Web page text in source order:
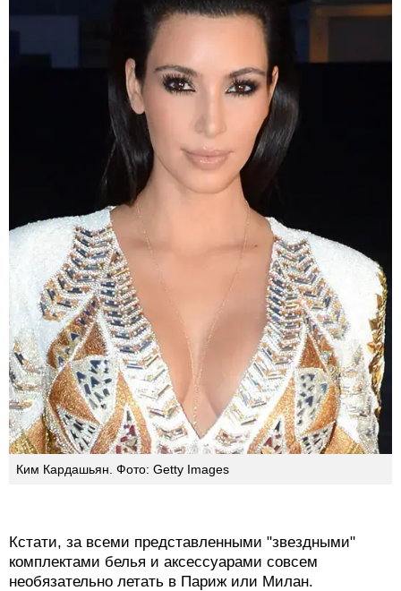
Ким Кардашьян. Фото: Getty Images
Кстати, за всеми представленными "звездными"
комплектами белья и аксессуарами совсем
необязательно летать в Париж или Милан.